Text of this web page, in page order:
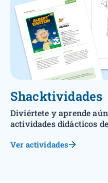
Shacktividades
Diviértete y aprende
actividades didácticos
Ver actividades